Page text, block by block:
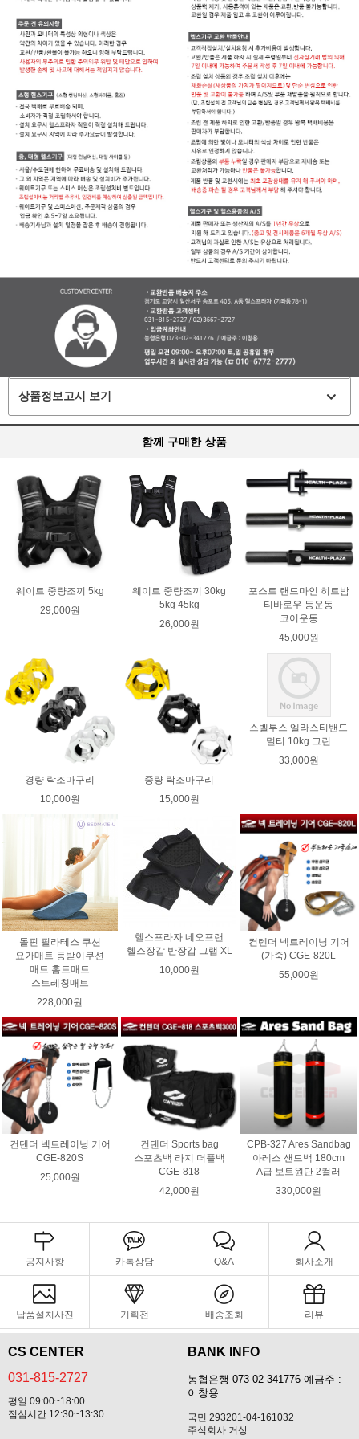
상품정보고시 보기
함께 구매한 상품
웨이트 중량조끼 5kg
29,000원
웨이트 중량조끼 30kg
5kg 45kg
26,000원
포스트 랜드마인 히트밤
티바로우 등운동
코어운동
45,000원
경량 락조마구리
10,000원
중량 락조마구리
15,000원
스벨투스 엘라스티밴드
멀티 10kg 그린
33,000원
돌핀 필라테스 쿠션
요가매트 등받이쿠션
매트 홈트매트
스트레칭매트
228,000원
헬스프라자 네오프랜
헬스장갑 반장갑 그랩 XL
10,000원
컨텐더 넥트레이닝 기어
(가죽) CGE-820L
55,000원
컨텐더 넥트레이닝 기어
CGE-820S
25,000원
컨텐더 Sports bag
스포츠백 라지 더플백
CGE-818
42,000원
CPB-327 Ares Sandbag
아레스 샌드백 180cm
A급 보트원단 2컬러
330,000원
공지사항 카톡상담 Q&A 회사소개
납품설치사진 기획전 배송조회 리뷰
CS CENTER
031-815-2727
평일 09:00~18:00
점심시간 12:30~13:30
BANK INFO
농협은행 073-02-341776 예금주 :
이창용
국민 293201-04-161032
주식회사 거상